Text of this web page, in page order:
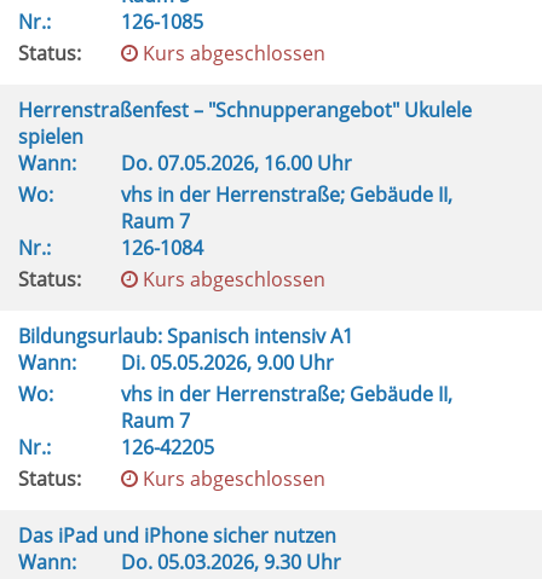
Nr.:
126-1085
Status:
Kurs abgeschlossen
Herrenstraßenfest – "Schnupperangebot" Ukulele
spielen
Wann:
Do.07.05.2026, 16.00 Uhr
Wo:
vhs in der Herrenstraße; Gebäude II,
Raum 7
Nr.:
126-1084
Status:
Kurs abgeschlossen
Bildungsurlaub: Spanisch intensiv A1
Wann:
Di.05.05.2026, 9.00 Uhr
Wo:
vhs in der Herrenstraße; Gebäude II,
Raum 7
Nr.:
126-42205
Status:
Kurs abgeschlossen
Das iPad und iPhone sicher nutzen
Wann:
Do.05.03.2026, 9.30 Uhr